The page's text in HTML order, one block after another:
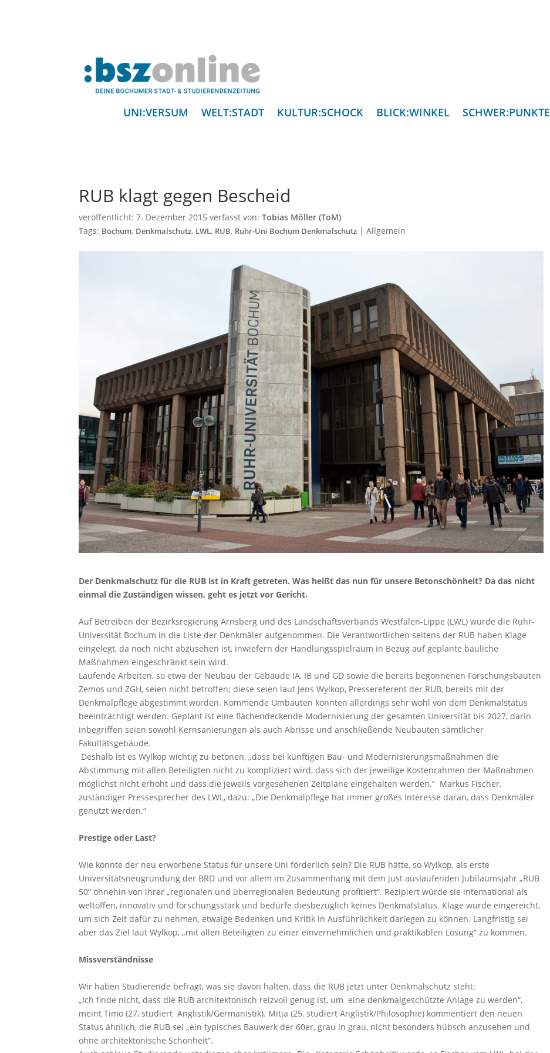
UNI:VERSUM WELT:STADT KULTUR:SCHOCK BLICK:WINKEL SCHWER:PUNKTE
RUB klagt gegen Bescheid
veröffentlicht:7. Dezember 2015 verfasst von:Tobias Möller (ToM)
Tags: Bochum, Denkmalschutz, LWL, RUB, Ruhr-Uni Bochum Denkmalschutz |Allgemein
Der Denkmalschutz für die RUB ist in Kraft getreten. Was heißt das nun für unsere Betonschönheit? Da das nicht
einmal die Zuständigen wissen, geht es jetzt vor Gericht.
Auf Betreiben der Bezirksregierung Arnsberg und des Landschaftsverbands Westfalen-Lippe (LWL) wurde die Ruhr-
Universität Bochum in die Liste der Denkmäler aufgenommen. Die Verantwortlichen seitens der RUB haben Klage
eingelegt, da noch nicht abzusehen ist, inwiefern der Handlungsspielraum in Bezug auf geplante bauliche
Maßnahmen eingeschränkt sein wird.
Laufende Arbeiten, so etwa der Neubau der Gebäude IA, IB und GD sowie die bereits begonnenen Forschungsbauten
Zemos und ZGH, seien nicht betroffen; diese seien laut Jens Wylkop, Pressereferent der RUB, bereits mit der
Denkmalpflege abgestimmt worden. Kommende Umbauten könnten allerdings sehr wohl von dem Denkmalstatus
beeinträchtigt werden. Geplant ist eine flächendeckende Modernisierung der gesamten Universität bis 2027, darin
inbegriffen seien sowohl Kernsanierungen als auch Abrisse und anschließende Neubauten sämtlicher
Fakultätsgebäude.
Deshalb ist es Wylkop wichtig zu betonen, „dass bei künftigen Bau- und Modernisierungsmaßnahmen die
Abstimmung mit allen Beteiligten nicht zu kompliziert wird, dass sich der jeweilige Kostenrahmen der Maßnahmen
möglichst nicht erhöht und dass die jeweils vorgesehenen Zeitpläne eingehalten werden.“ Markus Fischer,
zuständiger Pressesprecher des LWL, dazu: „Die Denkmalpflege hat immer großes Interesse daran, dass Denkmäler
genutzt werden.“
Prestige oder Last?
Wie könnte der neu erworbene Status für unsere Uni förderlich sein? Die RUB hätte, so Wylkop, als erste
Universitätsneugründung der BRD und vor allem im Zusammenhang mit dem just auslaufenden Jubiläumsjahr „RUB
50“ ohnehin von ihrer „regionalen und überregionalen Bedeutung profitiert“. Rezipiert würde sie international als
weltoffen, innovativ und forschungsstark und bedürfe diesbezüglich keines Denkmalstatus. Klage wurde eingereicht,
um sich Zeit dafür zu nehmen, etwaige Bedenken und Kritik in Ausführlichkeit darlegen zu können. Langfristig sei
aber das Ziel laut Wylkop, „mit allen Beteiligten zu einer einvernehmlichen und praktikablen Lösung“ zu kommen.
Missverständnisse
Wir haben Studierende befragt, was sie davon halten, dass die RUB jetzt unter Denkmalschutz steht:
„Ich finde nicht, dass die RUB architektonisch reizvoll genug ist, um eine denkmalgeschützte Anlage zu werden“,
meint Timo (27, studiert Anglistik/Germanistik). Mitja (25, studiert Anglistik/Philosophie) kommentiert den neuen
Status ähnlich, die RUB sei „ein typisches Bauwerk der 60er, grau in grau, nicht besonders hübsch anzusehen und
ohne architektonische Schönheit“.